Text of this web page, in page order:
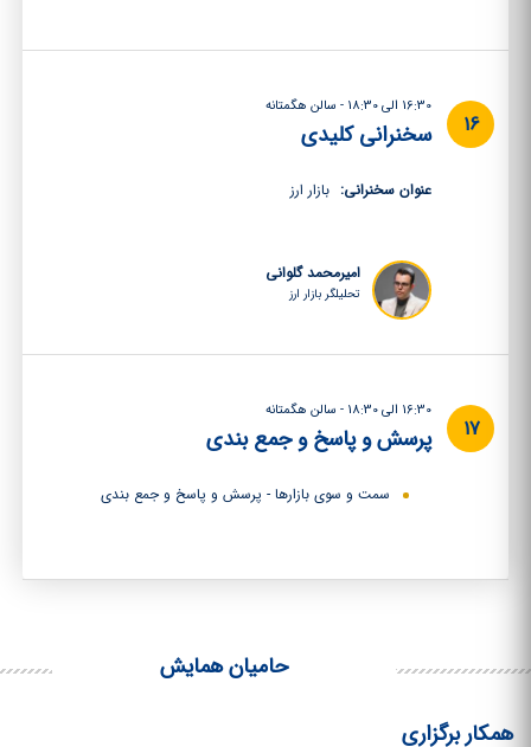
16:30 الی 18:30 - سالن هگمتانه
سخنرانی کلیدی
عنوان سخنرانی: بازار ارز
امیرمحمد گلوانی
تحلیلگر بازار ارز
16
16:30 الی 18:30 - سالن هگمتانه
پرسش و پاسخ و جمع بندی
سمت و سوی بازارها - پرسش و پاسخ و جمع بندی
17
حامیان همایش
همکار برگزاری